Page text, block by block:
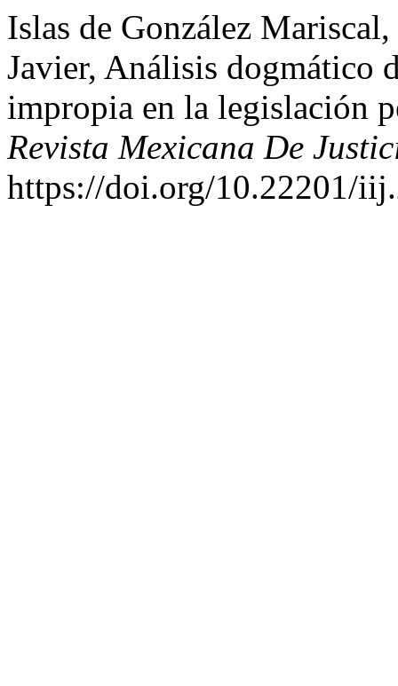
Islas de González
Javier, Análisis dogmático
impropia en la legislación
Revista Mexicana De
https://doi.org/10.22201/